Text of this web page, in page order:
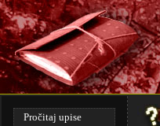
Pročitaj upise